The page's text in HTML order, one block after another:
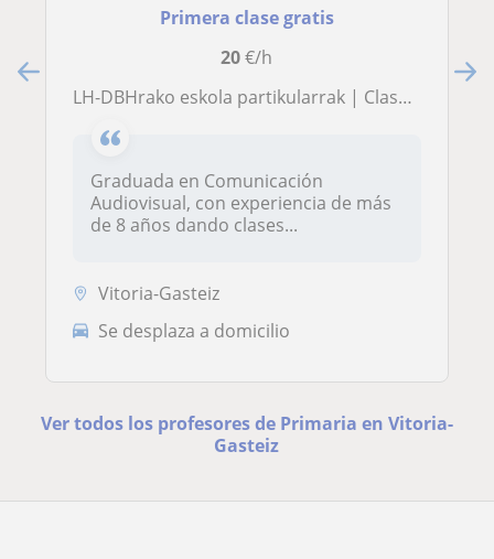
Primera clase gratis
20€/h
LH-DBHrako eskola partikularrak | Clases particulares para Primaria y ESO
Graduada en Comunicación
Audiovisual, con experiencia de más
de 8 años dando clases...
Vitoria-Gasteiz
Se desplaza a domicilio
Ver todos los profesores de Primaria en Vitoria-
Gasteiz